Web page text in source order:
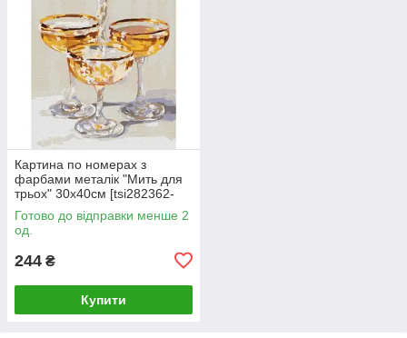
Картина по номерах з
фарбами металік "Мить для
трьох" 30х40см [tsi282362-
TSI]
Готово до відправки менше 2
од.
244 ₴
Купити